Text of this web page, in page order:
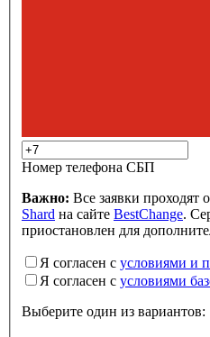
Номер телефона СБП
Важно: Все заявки проходят
Shard на сайте BestChange.
приостановлен для
Я согласен с условиями и
Я согласен с условиями
Выберите один из вариантов: